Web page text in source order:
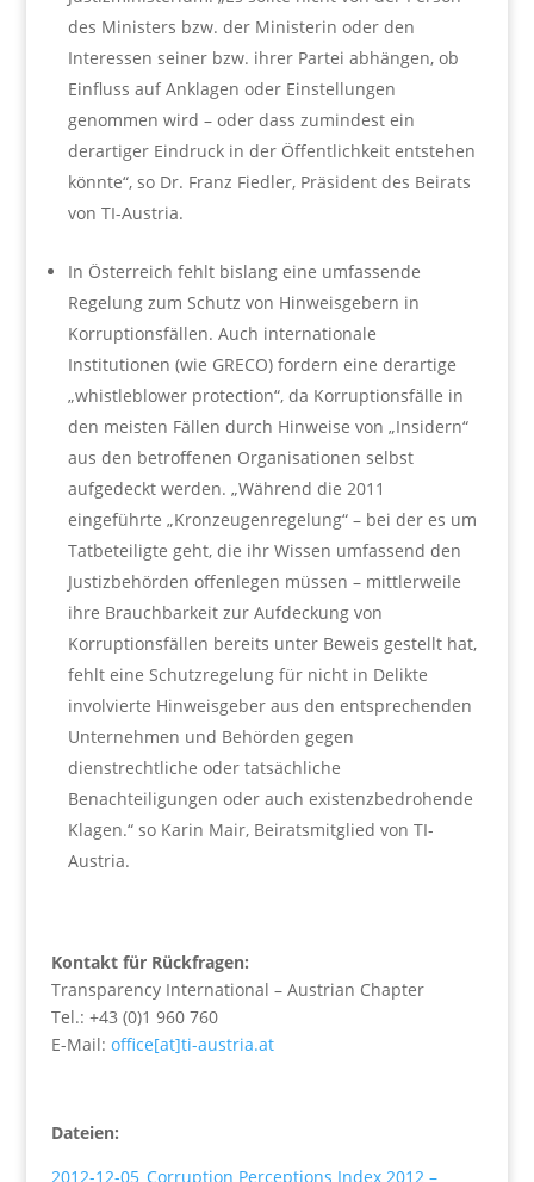
des Ministers bzw. der Ministerin oder den
Interessen seiner bzw. ihrer Partei abhängen, ob
Einfluss auf Anklagen oder Einstellungen
genommen wird – oder dass zumindest ein
derartiger Eindruck in der Öffentlichkeit entstehen
könnte“, so Dr. Franz Fiedler, Präsident des Beirats
von TI-Austria.
In Österreich fehlt bislang eine umfassende
Regelung zum Schutz von Hinweisgebern in
Korruptionsfällen. Auch internationale
Institutionen (wie GRECO) fordern eine derartige
„whistleblower protection“, da Korruptionsfälle in
den meisten Fällen durch Hinweise von „Insidern“
aus den betroffenen Organisationen selbst
aufgedeckt werden. „Während die 2011
eingeführte „Kronzeugenregelung“ – bei der es um
Tatbeteiligte geht, die ihr Wissen umfassend den
Justizbehörden offenlegen müssen – mittlerweile
ihre Brauchbarkeit zur Aufdeckung von
Korruptionsfällen bereits unter Beweis gestellt hat,
fehlt eine Schutzregelung für nicht in Delikte
involvierte Hinweisgeber aus den entsprechenden
Unternehmen und Behörden gegen
dienstrechtliche oder tatsächliche
Benachteiligungen oder auch existenzbedrohende
Klagen.“ so Karin Mair, Beiratsmitglied von TI-
Austria.
Kontakt für Rückfragen:
Transparency International – Austrian Chapter
Tel.: +43 (0)1 960 760
E-Mail: office[at]ti-austria.at
Dateien:
2012-12-05_Corruption Perceptions Index 2012 –